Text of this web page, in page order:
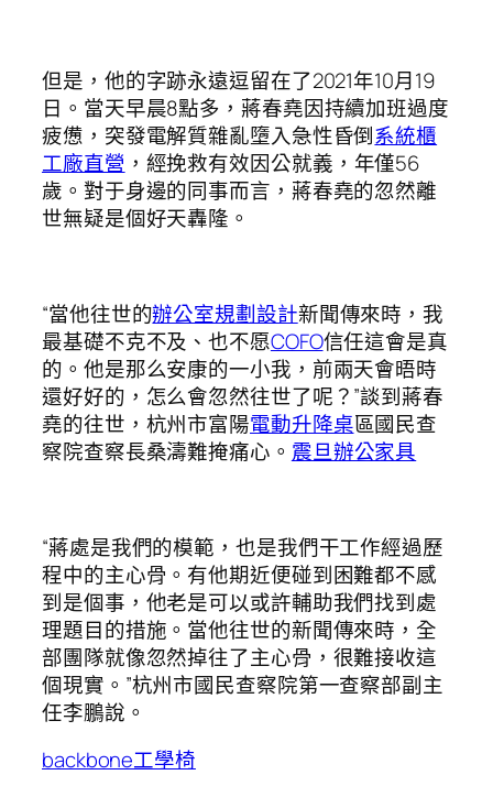
但是，他的字跡永遠逗留在了2021年10月19
日。當天早晨8點多，蔣春堯因持續加班過度
疲憊，突發電解質雜亂墮入急性昏倒系統櫃
工廠直營 ，經挽救有效因公就義，年僅56
歲。對于身邊的同事而言，蔣春堯的忽然離
世無疑是個好天轟隆。
“當他往世的辦公室規劃設計新聞傳來時，我
最基礎不克不及、也不愿COFO信任這會是真
的。他是那么安康的一小我，前兩天會晤時
還好好的，怎么會忽然往世了呢？”談到蔣春
堯的往世，杭州市富陽電動升降桌區國民查
察院查察長桑濤難掩痛心。 震旦辦公家具
“蔣處是我們的模範，也是我們干工作經過歷
程中的主心骨。有他期近便碰到困難都不感
到是個事，他老是可以或許輔助我們找到處
理題目的措施。當他往世的新聞傳來時，全
部團隊就像忽然掉往了主心骨，很難接收這
個現實。”杭州市國民查察院第一查察部副主
任李鵬說。
backbone工學椅